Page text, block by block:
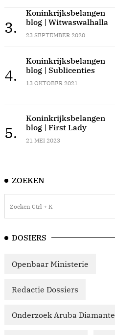
3.
Koninkrijksbelangen
blog | Witwaswalhalla
23 SEPTEMBER 2020
4.
Koninkrijksbelangen
blog | Sublicenties
13 OKTOBER 2021
5.
Koninkrijksbelangen
blog | First Lady
21 MEI 2023
ZOEKEN
DOSIERS
Openbaar Ministerie
Redactie Dossiers
Onderzoek Aruba Diamante